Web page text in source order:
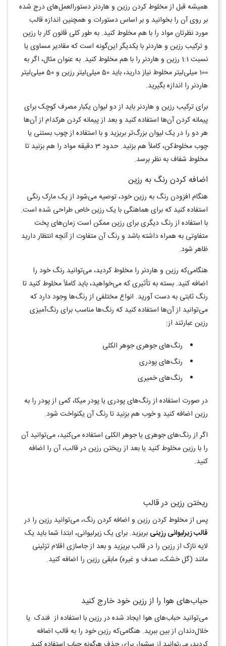
همیشه قبل از مخلوط کردن رزین و هاردنر دستورالعمل‌های درج شده
بر روی آن را بخوانید و بر اساس دستورات و همچنین اندازه قالب
مورد نظرتان مواد را با هم مخلوط کنید. به طور کلی قانون کار با رزین
و ترکیب رزین و هاردنر با یکدیگر این‌گونه است که مقادیر مساوی یا
نسبت 1:1 رزین و هاردنر را با هم مخلوط کنید. به عنوان مثال، اگر به
100 میلی‌لیتر مخلوط نیاز دارید، باید 50 میلی‌لیتر رزین و 50 میلی‌لیتر
هاردنر را اندازه بگیرید.
برای ترکیب رزین و هاردنر باید از دو لیوان یکبار مصرف کوچک برای
پیمانه کردن آن‌ها استفاده کنید و بعد از پیمانه کردن هرکدام از آن‌ها
هر دو را در یک لیوان بزرگ‌تر بریزید و با استفاده از چوب بستنی یا
چوب مخلوط‌کن، کاملاً هم بزنید. حدود 3 دقیقه مواد را هم بزنید تا
مخلوط شفاف به نظر برسد.
اضافه کردن رنگ به رزین
هنگام افزودن رنگ به رزین خود، توصیه می‌شود از یک مارک رنگی
استفاده کنید که برای هماهنگی با یک رزین خاص طراحی شده است.
با استفاده از رنگ دیگری برای رزین ممکن است زمان‌های پخت
متفاوتی به همراه داشته باشد و رنگ آن متفاوت از آنچه انتظار دارید
ظاهر شود.
هنگامی‌که رزین و هاردنر را مخلوط کردید، می‌توانید رنگ خود را
اضافه کنید. بسته به تأثیری که می‌خواهید، باید کاملاً مخلوط کنید تا
رنگ ثابتی به دست آورید. انواع مختلفی از رنگ‌ها وجود دارد که
می‌توانید از آن‌ها استفاده کنید که رنگ‌ها مناسب برای رنگ‌آمیزی
رزین عبارتند از:
رنگ‌های جوهری جوهر الکلی
رنگ‌های پودری
رنگ‌های خمیری
در صورت استفاده از رنگ‌های پودری یا پودر میکا، کمی از پودر را به
رزین اضافه کنید و خوب هم بزنید تا رنگ آن یکنواخت شود.
اگر از رنگ‌های جوهری یا جوهر الکلی استفاده می‌کنید، می‌توانید آن
را با رزین مخلوط کنید یا بعد از ریختن رزین در قالب، آن را اضافه
کنید.
ریختن رزین در قالب
پس از مخلوط کردن رزین و اضافه کردن رنگ، می‌توانید رزین را در
قالب زیرلیوانی رزینی بریزید. برای یک زیرلیوانی، ابتدا شما باید یک
لایه نازک از رزین را در قالب بریزید و بعد از جاسازی اقلام تزئینی
مانند (گل خشک، صدف و غیره) مابقی رزین را اضافه کنید.
حباب‌های هوا را از رزین خود خارج کنید
می‌توانید حباب‌های هوا ایجاد شده در رزین با استفاده از فندک یا
خلال‌دندان از بین ببرید. هنگامی‌که رزین خود را به قالب اضافه